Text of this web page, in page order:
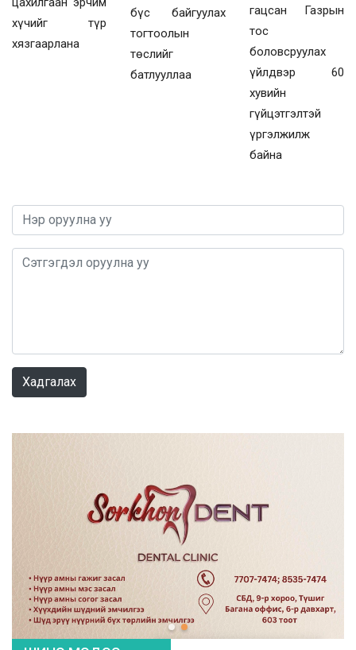
хүчийг түр
хязгаарлана
бүс байгуулах
тогтоолын
төслийг
батлууллаа
гацсан Газрын
тос
боловсруулах
үйлдвэр 60
хувийн
гүйцэтгэлтэй
үргэлжилж
байна
Хадгалах